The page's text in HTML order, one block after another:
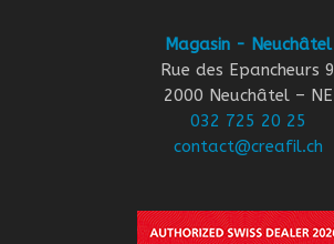
Magasin - Neuchâtel
Rue des Epancheurs 9
2000 Neuchâtel – NE
032 725 20 25
contact@creafil.ch